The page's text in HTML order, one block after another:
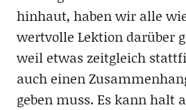
hinhaut, haben wir alle
wertvolle Lektion darüber
weil etwas zeitgleich
auch einen
geben muss. Es kann halt